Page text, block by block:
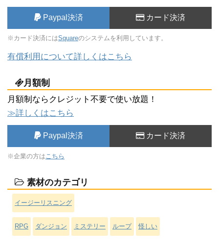
Paypal決済 カード決済
※カード決済にはSquareのシステムを利用しています。
有償利用について詳しくはこちら
月額制
月額制ならクレジット不要で使い放題！
≫詳しくはこちら
Paypal決済 カード決済
※企業の方は こちら
素材のカテゴリ
イージーリスニング
RPG ダンジョン ミステリー ループ 怪しい